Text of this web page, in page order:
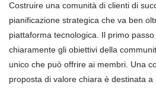
Costruire una comunità di clienti di
pianificazione strategica che va ben
piattaforma tecnologica. Il primo
chiaramente gli obiettivi della
unico che può offrire ai membri. Una
proposta di valore chiara è destinata a